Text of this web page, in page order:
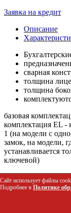
Заявка на кредит
Описание
сварная
толщина
толщина
базовая
комплектация EL -
1 (на модели с
замок, на модели,
устанавливается
ключевой)
185/2
Сайт использует файлы
Подробнее в Политике